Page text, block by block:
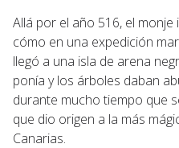
Allá por el año 516, el
cómo en una expedición
llegó a una isla de arena
ponía y los árboles daban
durante mucho tiempo que
que dio origen a la más
Canarias.